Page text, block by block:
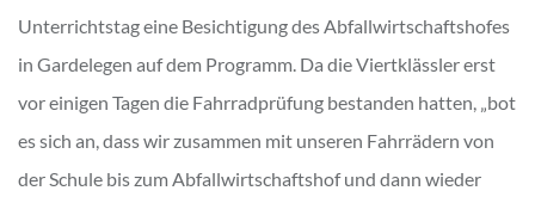
Unterrichtstag eine Besichtigung des Abfallwirtschaftshofes
in Gardelegen auf dem Programm. Da die Viertklässler erst
vor einigen Tagen die Fahrradprüfung bestanden hatten, „bot
es sich an, dass wir zusammen mit unseren Fahrrädern von
der Schule bis zum Abfallwirtschaftshof und dann wieder